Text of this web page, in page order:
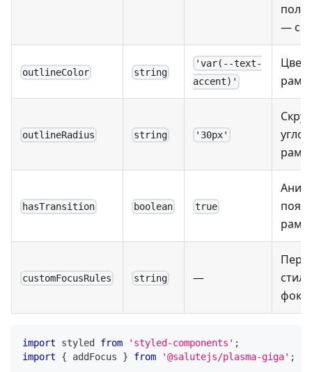
—
outlineColor string
'var(--text-
accent)'
Цвет
outlineRadius string '30px'
hasTransition boolean true
customFocusRules string —
import styled from 'styled-components' ;
import
{ addFocus } from '@salutejs/plasma-giga' ;